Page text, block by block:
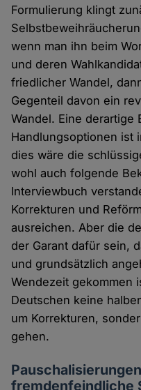
Formulierung klingt
wenn man ihn beim
und deren
friedlicher Wandel,
Gegenteil davon ein
Wandel. Eine derartige
Handlungsoptionen ist
dies wäre die
wohl auch folgende
Interviewbuch
Korrekturen und
ausreichen. Aber die
der Garant dafür sein,
und grundsätzlich
Wendezeit gekommen
Deutschen keine
um Korrekturen,
gehen.
fremdenfeindliche